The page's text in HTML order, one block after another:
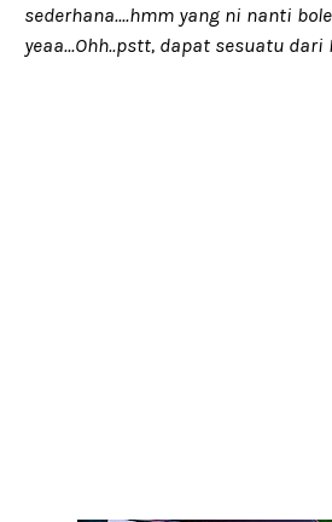
sederhana....hmm yang ni nanti
yeaa...Ohh..pstt, dapat sesuatu dari